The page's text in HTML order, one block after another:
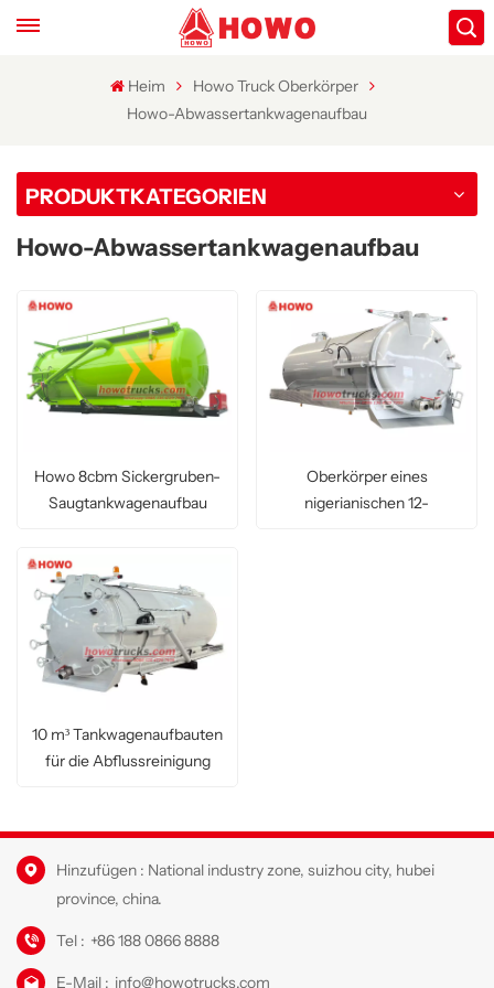
Heim
Howo Truck Oberkörper
Howo-Abwassertankwagenaufbau
PRODUKTKATEGORIEN
Howo-Abwassertankwagenaufbau
Howo 8cbm Sickergruben-
Saugtankwagenaufbau
Oberkörper eines
nigerianischen 12-
10 m³ Tankwagenaufbauten
für die Abflussreinigung
Hinzufügen : National industry zone, suizhou city, hubei
province, china.
Tel : +86 188 0866 8888
E-Mail : info@howotrucks.com